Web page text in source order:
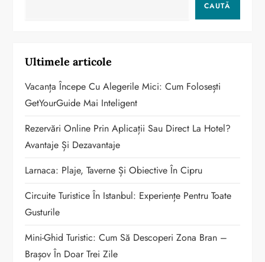
CAUTĂ
Ultimele articole
Vacanța Începe Cu Alegerile Mici: Cum Folosești
GetYourGuide Mai Inteligent
Rezervări Online Prin Aplicații Sau Direct La Hotel?
Avantaje Și Dezavantaje
Larnaca: Plaje, Taverne Și Obiective În Cipru
Circuite Turistice În Istanbul: Experiențe Pentru Toate
Gusturile
Mini-Ghid Turistic: Cum Să Descoperi Zona Bran –
Brașov În Doar Trei Zile